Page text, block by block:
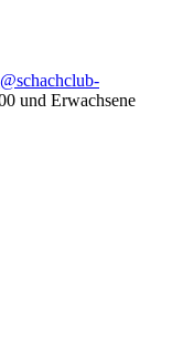
und Erwachsene